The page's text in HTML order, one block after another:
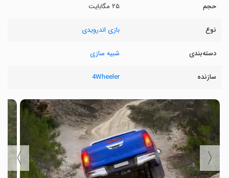
حجم ۲۵ مگابایت
نوع بازی اندرویدی
دسته‌بندی شبیه سازی
سازنده 4Wheeler
〈
〉